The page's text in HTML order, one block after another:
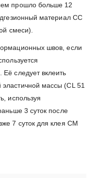
прошло больше 12
материал СС
смеси).
швов, если
следует вклеить
массы (CL 51
используя
3 суток после
7 суток для клея СМ